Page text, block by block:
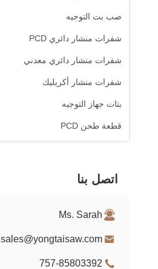
صب بت التوجيه
شفرات منشار دائري PCD
شفرات منشار دائري معدني
شفرات منشار أكريليك
بتات جهاز التوجيه
قطعة طحن PCD
اتصل بنا
Ms. Sarah
sales@yongtaisaw.com
757-85803392